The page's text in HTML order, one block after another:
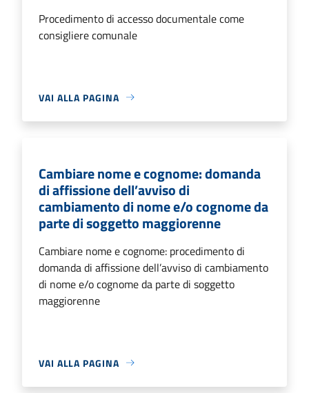
Procedimento di accesso documentale come
consigliere comunale
VAI ALLA PAGINA
Cambiare nome e cognome: domanda
di affissione dell’avviso di
cambiamento di nome e/o cognome da
parte di soggetto maggiorenne
Cambiare nome e cognome: procedimento di
domanda di affissione dell’avviso di cambiamento
di nome e/o cognome da parte di soggetto
maggiorenne
VAI ALLA PAGINA